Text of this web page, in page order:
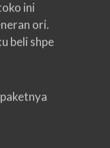
ori.
beli shpe
nama
bru 2 hri